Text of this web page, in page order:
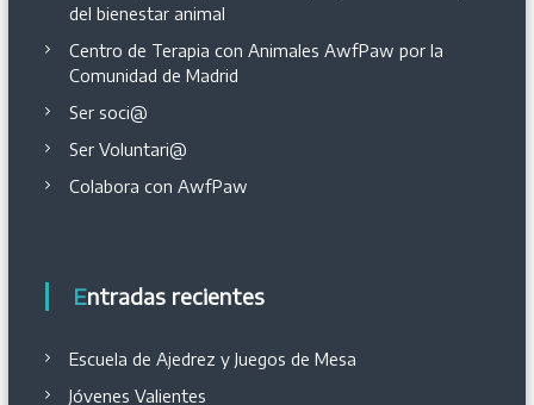
del bienestar animal
Centro de Terapia con Animales AwfPaw por la
Comunidad de Madrid
Ser soci@
Ser Voluntari@
Colabora con AwfPaw
Entradas recientes
Escuela de Ajedrez y Juegos de Mesa
Jóvenes Valientes